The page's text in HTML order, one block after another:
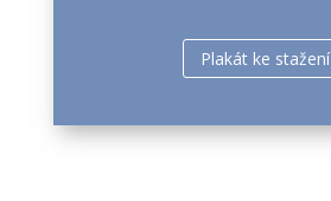
Plakát ke stažení